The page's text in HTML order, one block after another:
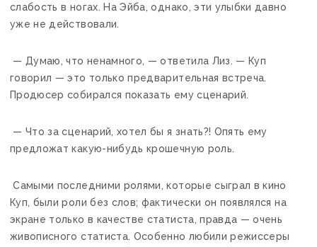
слабость в ногах. На Эйба, однако, эти улыбки давно
уже не действовали.
— Думаю, что ненамного, — ответила Лиз. — Куп
говорил — это только предварительная встреча.
Продюсер собирался показать ему сценарий.
— Что за сценарий, хотел бы я знать?! Опять ему
предложат какую-нибудь крошечную роль.
Самыми последними ролями, которые сыграл в кино
Куп, были роли без слов; фактически он появлялся на
экране только в качестве статиста, правда — очень
живописного статиста. Особенно любили режиссеры